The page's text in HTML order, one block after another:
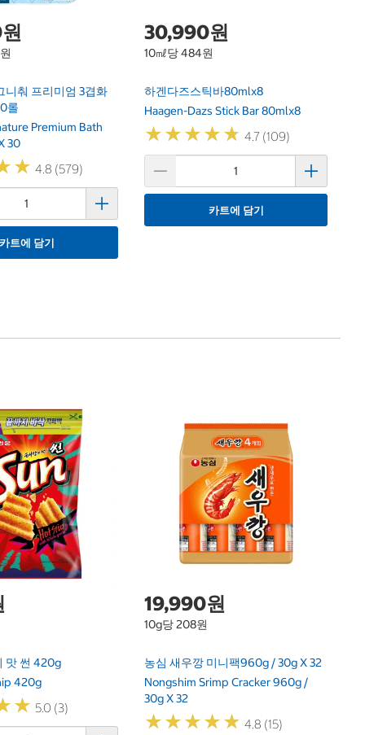
니춰 프리미엄 3겹화
롤
Premium Bath
30
★
★ 4.8 (579)
트에 담기
30,990원
10㎖당 484원
하겐다즈스틱바80mlx8
Haagen-Dazs Stick Bar 80mlx8
★★★★★
★★★★★ 4.7 (109)
카트에 담기
맛 썬 420g
420g
★
★ 5.0 (3)
19,990원
10g당 208원
농심 새우깡 미니팩960g / 30g X 32
Nongshim Srimp Cracker 960g /
30g X 32
★★★★★
★★★★★ 4.8 (15)